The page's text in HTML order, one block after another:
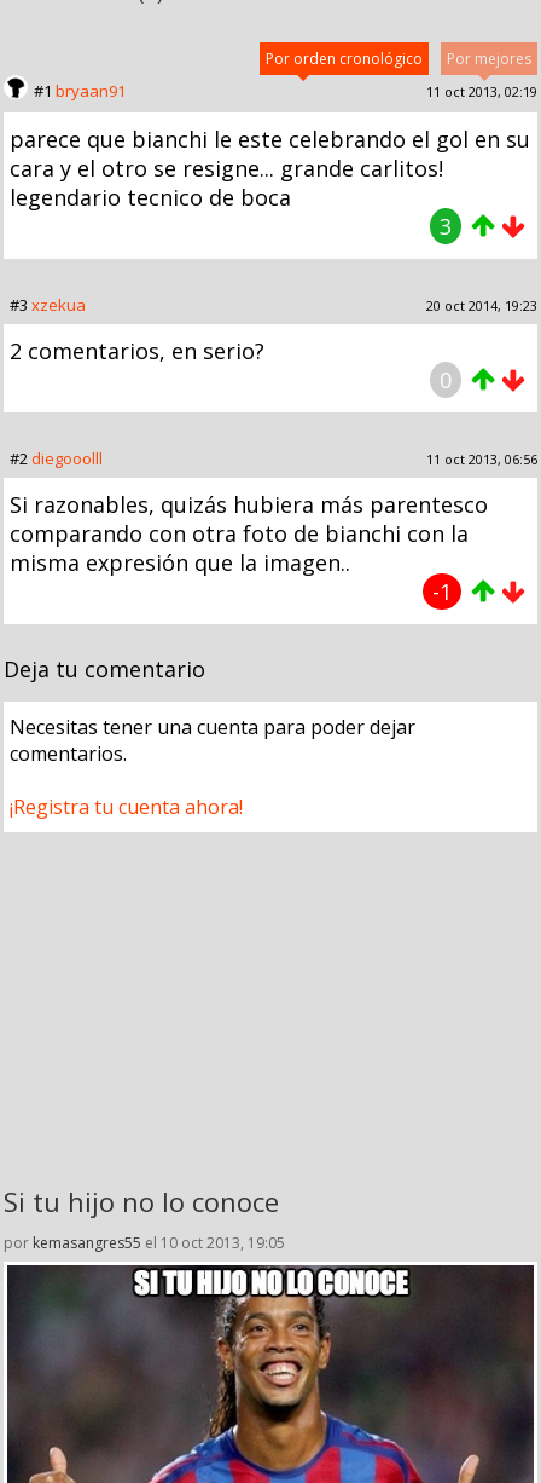
Por mejores
Por orden cronológico
#1 bryaan91 11 oct 2013, 02:19
parece que bianchi le este celebrando el gol en su
cara y el otro se resigne... grande carlitos!
legendario tecnico de boca
3
#3 xzekua 20 oct 2014, 19:23
2 comentarios, en serio?
0
#2diegooolll 11 oct 2013, 06:56
Si razonables, quizás hubiera más parentesco
comparando con otra foto de bianchi con la
misma expresión que la imagen..
-1
Deja tu comentario
Necesitas tener una cuenta para poder dejar
comentarios.
¡Registra tu cuenta ahora!
Si tu hijo no lo conoce
por kemasangres55 el 10 oct 2013, 19:05